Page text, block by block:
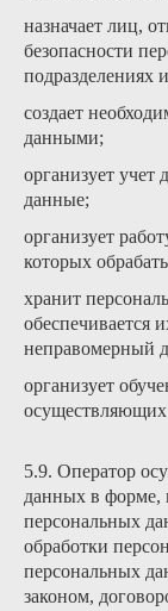
назначает лиц,
безопасности
подразделениях
создает
данными;
организует
данные;
организует
которых
хранит
обеспечивается
неправомерный
организует
осуществляющих
5.9. Оператор
данных в форме,
персональных
обработки
персональных
законом,